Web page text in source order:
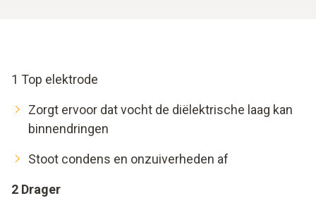
bijvoorbeeld voor cleanroom-toepassingen.
1 Top elektrode
Zorgt ervoor dat vocht de diëlektrische laag kan
binnendringen
Stoot condens en onzuiverheden af
2 Drager